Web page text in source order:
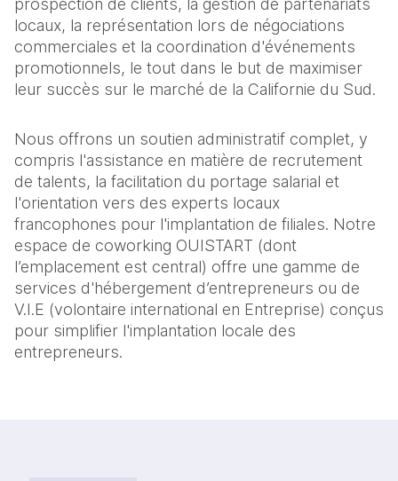
prospection de clients, la gestion de partenariats
locaux, la représentation lors de négociations
commerciales et la coordination d'événements
promotionnels, le tout dans le but de maximiser
leur succès sur le marché de la Californie du Sud.
Nous offrons un soutien administratif complet, y
compris l'assistance en matière de recrutement
de talents, la facilitation du portage salarial et
l'orientation vers des experts locaux
francophones pour l'implantation de filiales. Notre
espace de coworking OUISTART (dont
l’emplacement est central) offre une gamme de
services d'hébergement d’entrepreneurs ou de
V.I.E (volontaire international en Entreprise) conçus
pour simplifier l'implantation locale des
entrepreneurs.